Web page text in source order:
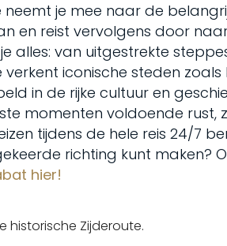
je mee naar de
en reist vervolgens door
alles: van uitgestrekte
iconische steden zoals
in de rijke cultuur en
momenten voldoende rust,
tijdens de hele reis 24/7
richting kunt maken?
hier!
historische Zijderoute.